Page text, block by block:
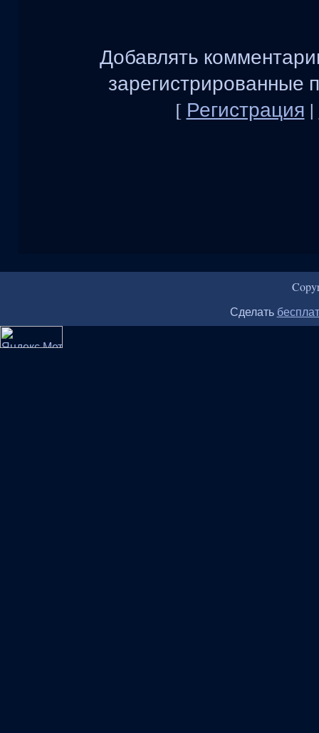
Добавлять
зарегистрированные
[ Регистрация |
Сделать